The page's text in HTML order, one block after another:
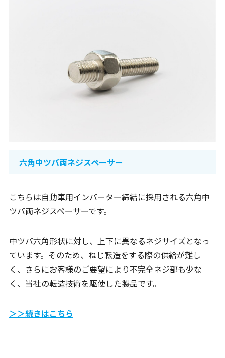
六角中ツバ両ネジスペーサー
こちらは自動車用インバーター締結に採用される六角中
ツバ両ネジスペーサーです。
中ツバ六角形状に対し、上下に異なるネジサイズとなっ
ています。そのため、ねじ転造をする際の供給が難し
く、さらにお客様のご要望により不完全ネジ部も少な
く、当社の転造技術を駆使した製品です。
＞＞続きはこちら